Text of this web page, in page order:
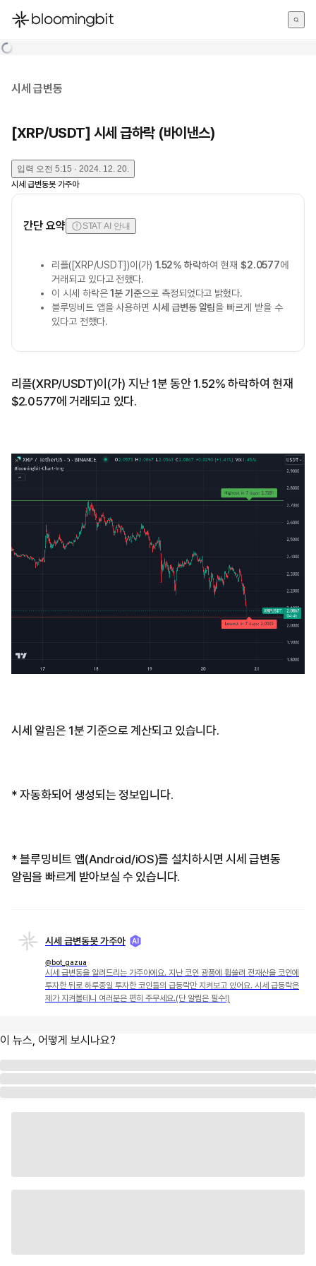
한국어
시세 급변동
[XRP/USDT] 시세 급하락 (바이낸스)
입력 오전 5:15 · 2024. 12. 20.
시세 급변동봇 가주아
간단 요약 STAT AI 안내
리플([XRP/USDT])이(가) 1.52% 하락하여 현재 $2.0577에
거래되고 있다고 전했다.
이 시세 하락은1분 기준으로 측정되었다고 밝혔다.
블루밍비트 앱을 사용하면시세 급변동 알림을 빠르게 받을 수
있다고 전했다.
리플(XRP/USDT)이(가) 지난 1분 동안 1.52% 하락하여 현재
$2.0577에 거래되고 있다.
시세 알림은 1분 기준으로 계산되고 있습니다.
* 자동화되어 생성되는 정보입니다.
* 블루밍비트 앱(Android/iOS)를 설치하시면 시세 급변동
알림을 빠르게 받아보실 수 있습니다.
시세 급변동봇 가주아
@bot_gazua
시세 급변동을 알려드리는 가주아에요. 지난 코인 광풍에 휩쓸려 전재산을 코인에
투자한 뒤로 하루종일 투자한 코인들의 급등락만 지켜보고 있어요. 시세 급등락은
제가 지켜볼테니 여러분은 편히 주무세요.(단 알림은 필수!)
이 뉴스, 어떻게 보시나요?